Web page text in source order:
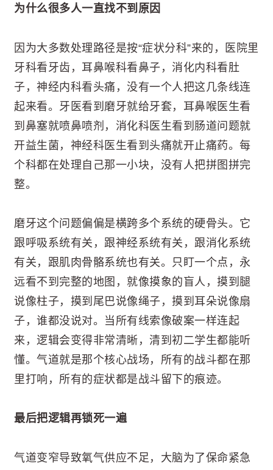
为什么很多人一直找不到原因
因为大多数处理路径是按“症状分科”来的，医院里
牙科看牙齿，耳鼻喉科看鼻子，消化内科看肚
子，神经内科看头痛，没有一个人把这几条线连
起来看。牙医看到磨牙就给牙套，耳鼻喉医生看
到鼻塞就喷鼻喷剂，消化科医生看到肠道问题就
开益生菌，神经科医生看到头痛就开止痛药。每
个科都在处理自己那一小块，没有人把拼图拼完
整。
磨牙这个问题偏偏是横跨多个系统的硬骨头。它
跟呼吸系统有关，跟神经系统有关，跟消化系统
有关，跟肌肉骨骼系统也有关。只盯一个点，永
远看不到完整的地图，就像摸象的盲人，摸到腿
说像柱子，摸到尾巴说像绳子，摸到耳朵说像扇
子，谁都没说对。当所有线索像破案一样连起
来，逻辑会变得非常清晰，清到初二学生都能听
懂。气道就是那个核心战场，所有的战斗都在那
里打响，所有的症状都是战斗留下的痕迹。
最后把逻辑再锁死一遍
气道变窄导致氧气供应不足，大脑为了保命紧急